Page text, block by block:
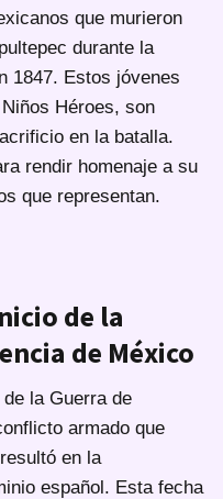
que murieron
durante la
1847. Estos jóvenes
Héroes, son
en la batalla.
rendir homenaje a su
que representan.
de la
de México
la Guerra de
armado que
en la
español. Esta fecha